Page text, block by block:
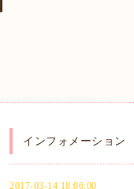
インフォメーション
2017-03-14 18:06:00